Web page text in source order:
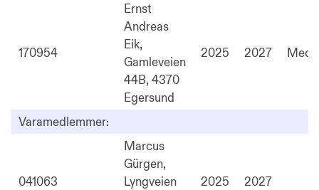
170954
Ernst
Andreas
Eik,
Gamleveien
44B, 4370
Egersund
2025 2027
Varamedlemmer:
041063
Marcus
Gürgen,
Lyngveien
2025 2027